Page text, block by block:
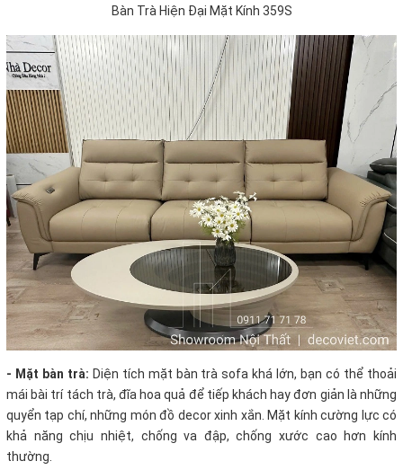
Bàn Trà Hiện Đại Mặt Kính 359S
- Mặt bàn trà: Diện tích mặt bàn trà sofa khá lớn, bạn có thể thoải
mái bài trí tách trà, đĩa hoa quả để tiếp khách hay đơn giản là những
quyển tạp chí, những món đồ decor xinh xắn. Mặt kính cường lực có
khả năng chịu nhiệt, chống va đập, chống xước cao hơn kính
thường.